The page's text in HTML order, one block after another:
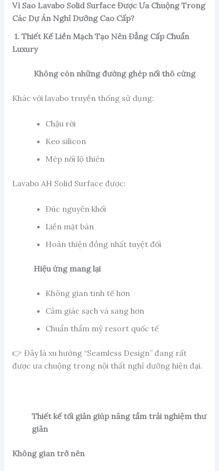
Vì Sao Lavabo Solid Surface Được Ưa Chuộng Trong
Các Dự Án Nghỉ Dưỡng Cao Cấp?
1. Thiết Kế Liền Mạch Tạo Nên Đẳng Cấp Chuẩn
Luxury
Không còn những đường ghép nối thô cứng
Khác với lavabo truyền thống sử dụng:
Chậu rời
Keo silicon
Mép nối lộ thiên
Lavabo AH Solid Surface được:
Đúc nguyên khối
Liền mặt bàn
Hoàn thiện đồng nhất tuyệt đối
Hiệu ứng mang lại
Không gian tinh tế hơn
Cảm giác sạch và sang hơn
Chuẩn thẩm mỹ resort quốc tế
👉 Đây là xu hướng “Seamless Design” đang rất
được ưa chuộng trong nội thất nghỉ dưỡng hiện đại.
Thiết kế tối giản giúp nâng tầm trải nghiệm thư
giãn
Không gian trở nên